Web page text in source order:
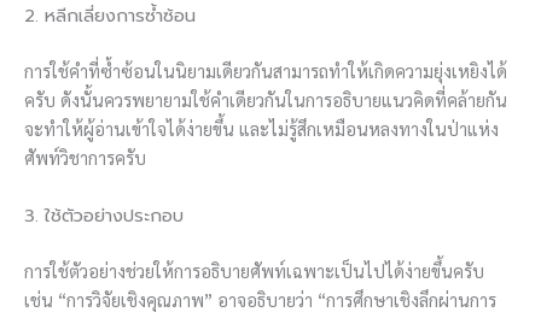
2. หลีกเลี่ยงการซ้ำซ้อน
การใช้คำที่ซ้ำซ้อนในนิยามเดียวกันสามารถทำให้เกิดความยุ่งเหยิงได้
ครับ ดังนั้นควรพยายามใช้คำเดียวกันในการอธิบายแนวคิดที่คล้ายกัน
จะทำให้ผู้อ่านเข้าใจได้ง่ายขึ้น และไม่รู้สึกเหมือนหลงทางในป่าแห่ง
ศัพท์วิชาการครับ
3. ใช้ตัวอย่างประกอบ
การใช้ตัวอย่างช่วยให้การอธิบายศัพท์เฉพาะเป็นไปได้ง่ายขึ้นครับ
เช่น “การวิจัยเชิงคุณภาพ” อาจอธิบายว่า “การศึกษาเชิงลึกผ่านการ